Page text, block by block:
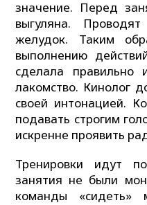
значение. Перед
выгуляна.
желудок. Таким
выполнению
сделала правильно
лакомство. Кинолог
своей интонацией.
подавать строгим
искренне проявить
Тренировки идут
занятия не были
команды